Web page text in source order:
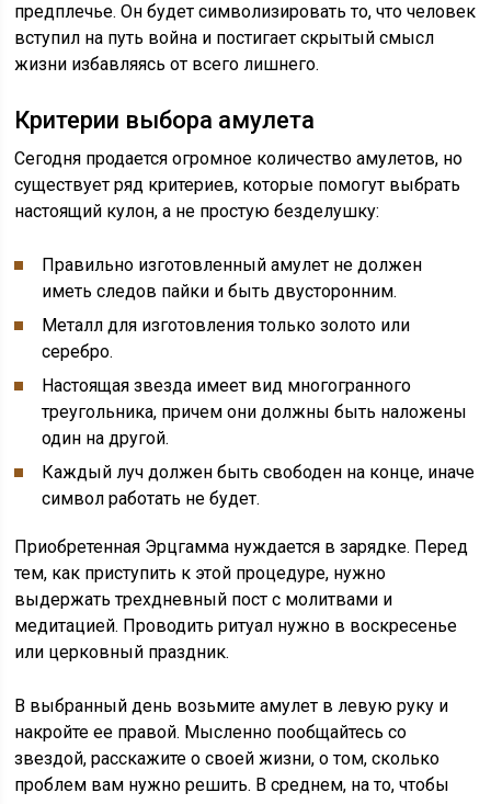
предплечье. Он будет символизировать то, что человек
вступил на путь война и постигает скрытый смысл
жизни избавляясь от всего лишнего.
Критерии выбора амулета
Сегодня продается огромное количество амулетов, но
существует ряд критериев, которые помогут выбрать
настоящий кулон, а не простую безделушку:
Правильно изготовленный амулет не должен
иметь следов пайки и быть двусторонним.
Металл для изготовления только золото или
серебро.
Настоящая звезда имеет вид многогранного
треугольника, причем они должны быть наложены
один на другой.
Каждый луч должен быть свободен на конце, иначе
символ работать не будет.
Приобретенная Эрцгамма нуждается в зарядке. Перед
тем, как приступить к этой процедуре, нужно
выдержать трехдневный пост с молитвами и
медитацией. Проводить ритуал нужно в воскресенье
или церковный праздник.
В выбранный день возьмите амулет в левую руку и
накройте ее правой. Мысленно пообщайтесь со
звездой, расскажите о своей жизни, о том, сколько
проблем вам нужно решить. В среднем, на то, чтобы